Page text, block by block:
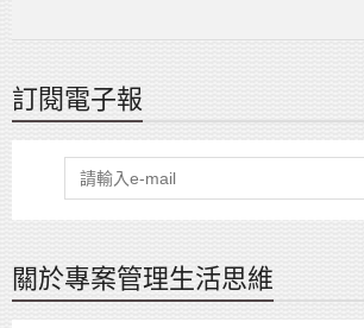
訂閱電子報
關於專案管理生活思維